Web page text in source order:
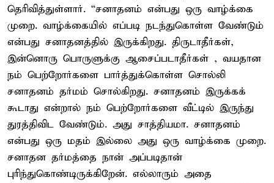
தெரிவித்துள்ளார். “சனாதனம் என்பது ஒரு வாழ்க்கை
முறை. வாழ்க்கையில் எப்படி நடந்துகொள்ள வேண்டும்
என்பது சனாதனத்தில் இருக்கிறது. திருடாதீர்கள்,
இன்னொரு பொருளுக்கு ஆசைப்படாதீர்கள் , வயதான
நம் பெற்றோர்களை பார்த்துக்கொள்ள சொல்லி
சனாதனம் தர்மம் சொல்கிறது. சனாதனம் இருக்கக்
கூடாது என்றால் நம் பெற்றோர்களை வீட்டில் இருந்து
துரத்திவிட வேண்டும். அது சாத்தியமா. சனாதனம்
என்பது ஒரு மதம் இல்லை அது ஒரு வாழ்க்கை முறை.
சனாதன தர்மத்தை நான் அப்படிதான்
புரிந்துகொண்டிருக்கிறேன். எல்லாரும் அதை